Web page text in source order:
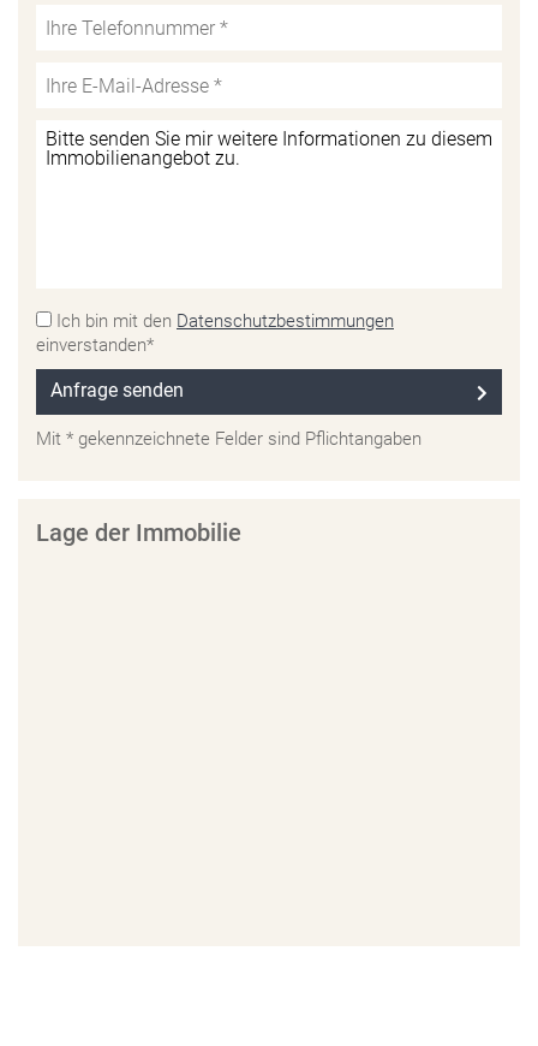
Ich bin mit den Datenschutzbestimmungen
einverstanden*
Anfrage senden
Mit * gekennzeichnete Felder sind Pflichtangaben
Lage der Immobilie